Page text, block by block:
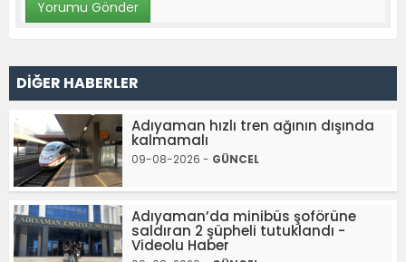
DİĞER HABERLER
Adıyaman hızlı tren ağının dışında
kalmamalı
09-08-2026 - GÜNCEL
Adıyaman’da minibüs şoförüne
saldıran 2 şüpheli tutuklandı -
Videolu Haber